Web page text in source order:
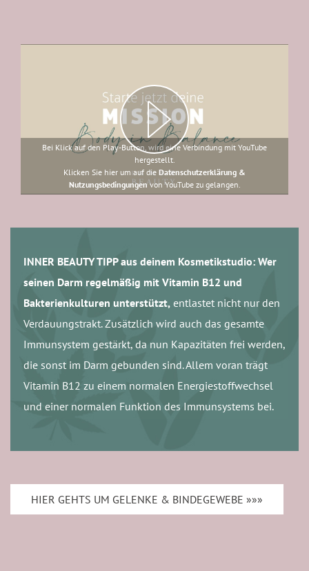
Bei Klick auf den Play-Button, wird eine Verbindung mit YouTube
hergestellt.
Klicken Sie hier um auf die Datenschutzerklärung &
Nutzungsbedingungenvon YouTube zu gelangen.
INNER BEAUTY TIPP aus deinem Kosmetikstudio: Wer
seinen Darm regelmäßig mit Vitamin B12 und
Bakterienkulturen unterstützt,entlastet nicht nur den
Verdauungstrakt. Zusätzlich wird auch das gesamte
Immunsystem gestärkt, da nun Kapazitäten frei werden,
die sonst im Darm gebunden sind. Allem voran trägt
Vitamin B12 zu einem normalen Energiestoffwechsel
und einer normalen Funktion des Immunsystems bei.
HIER GEHTS UM GELENKE & BINDEGEWEBE »»»